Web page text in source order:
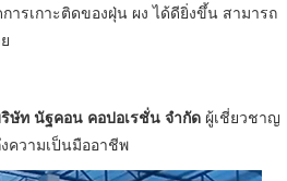
ารเกาะติดของฝุ่น ผง ได้ดียิ่งขึ้น สามารถ
ษัท นัฐคอน คอปอเรชั่น จำกัด ผู้เชี่ยวชาญ
ความเป็นมืออาชีพ